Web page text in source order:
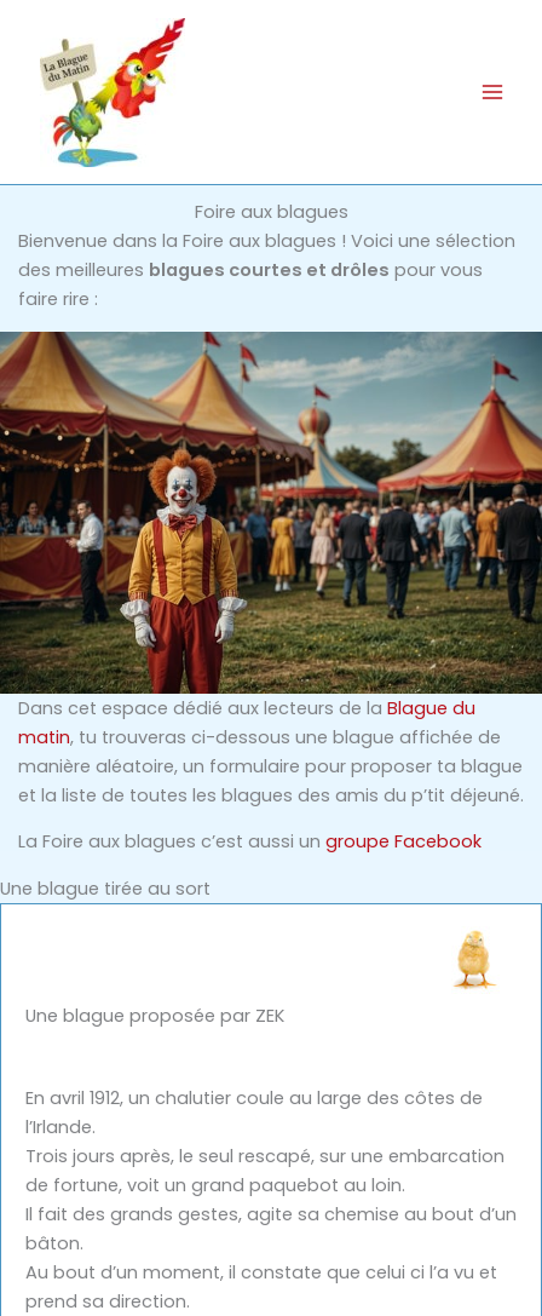
contenu
Foire aux blagues
Bienvenue dans la Foire aux blagues ! Voici une sélection
des meilleures blagues courtes et drôles pour vous
faire rire :
Dans cet espace dédié aux lecteurs de la Blague du
matin, tu trouveras ci-dessous une blague affichée de
manière aléatoire, un formulaire pour proposer ta blague
et la liste de toutes les blagues des amis du p’tit déjeuné.
La Foire aux blagues c’est aussi un groupe Facebook
Une blague tirée au sort
Une blague proposée par ZEK
En avril 1912, un chalutier coule au large des côtes de
l’Irlande.
Trois jours après, le seul rescapé, sur une embarcation
de fortune, voit un grand paquebot au loin.
Il fait des grands gestes, agite sa chemise au bout d’un
bâton.
Au bout d’un moment, il constate que celui ci l’a vu et
prend sa direction.